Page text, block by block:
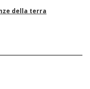
della terra